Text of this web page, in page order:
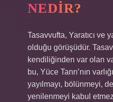
NEDIR?
Tasavvufta, Yaratıcı ve
olduğu görüşüdür.
kendiliğinden var olan
bu, Yüce Tanrı’nın
yayılmayı, bölünmeyi,
yenilenmeyi kabul